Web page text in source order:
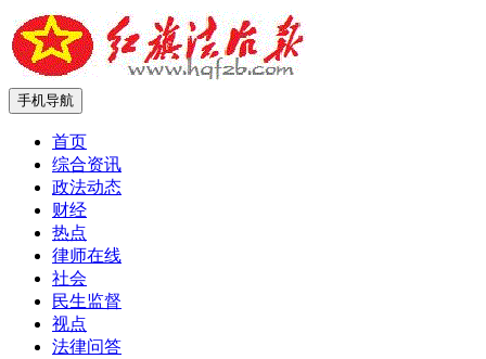
手机导航
首页
综合资讯
政法动态
财经
热点
律师在线
社会
民生监督
视点
法律问答